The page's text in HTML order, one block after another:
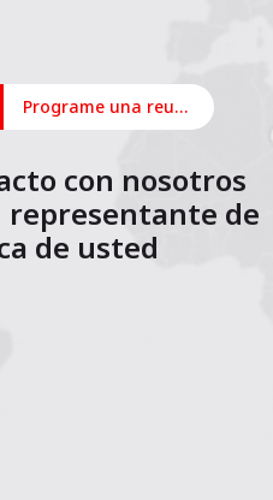
Programe una reunión en línea
con nosotros
representante de
de usted